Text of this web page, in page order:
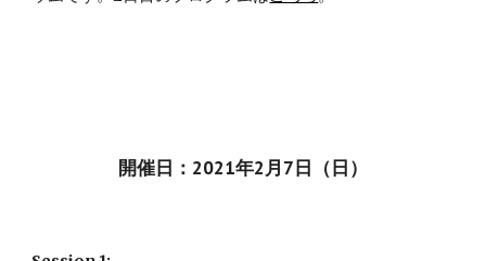
開催日：2021年2月7日（日）